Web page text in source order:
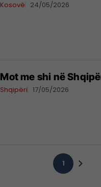
Kosovë 24/05/2026
Mot me shi në
Shqipëri 17/05/2026
1